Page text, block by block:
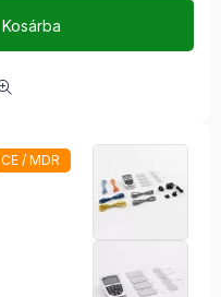
Kosárba
CE / MDR